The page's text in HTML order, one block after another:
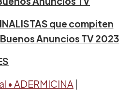
que compiten
Anuncios TV 2023
• ADERMICINA